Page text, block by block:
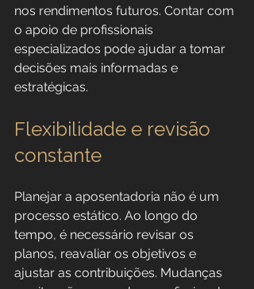
nos rendimentos futuros. Contar com
o apoio de profissionais
especializados pode ajudar a tomar
decisões mais informadas e
estratégicas.
Flexibilidade e revisão
constante
Planejar a aposentadoria não é um
processo estático. Ao longo do
tempo, é necessário revisar os
planos, reavaliar os objetivos e
ajustar as contribuições. Mudanças